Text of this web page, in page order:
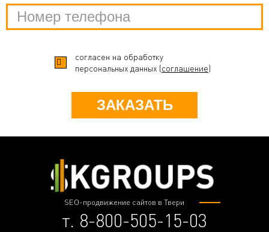
ЗАКАЗАТЬ
согласен на обработку
персональных данных (соглашение)
SEO-продвижение сайтов в Твери
т. 8-800-505-15-03